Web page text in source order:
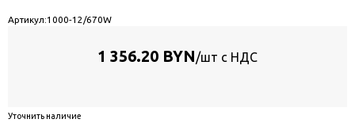
Артикул:1000-12/670W
1 356.20 BYN/шт с НДС
Уточнить наличие